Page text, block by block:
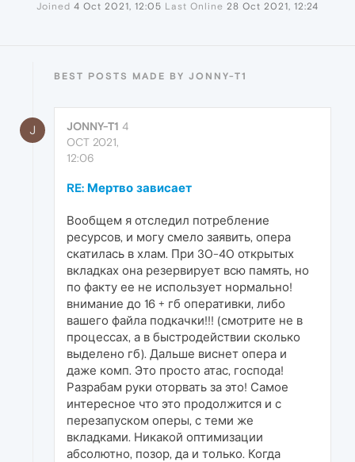
Joined 4 Oct 2021, 12:05 Last Online 28 Oct 2021, 12:24
BEST POSTS MADE BY JONNY-T1
J JONNY-T1 4
OCT 2021,
12:06
RE: Мертво зависает
Вообщем я отследил потребление
ресурсов, и могу смело заявить, опера
скатилась в хлам. При 30-40 открытых
вкладках она резервирует всю память, но
по факту ее не использует нормально!
внимание до 16 + гб оперативки, либо
вашего файла подкачки!!! (смотрите не в
процессах, а в быстродействии сколько
выделено гб). Дальше виснет опера и
даже комп. Это просто атас, господа!
Разрабам руки оторвать за это! Самое
интересное что это продолжится и с
перезапуском оперы, с теми же
вкладками. Никакой оптимизации
абсолютно, позор, да и только. Когда